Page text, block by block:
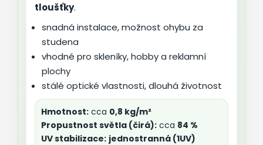
tloušťky.
snadná instalace, možnost ohybu za
studena
vhodné pro skleníky, hobby a reklamní
plochy
stálé optické vlastnosti, dlouhá životnost
Hmotnost: cca 0,8 kg/m²
Propustnost světla (čirá): cca 84 %
UV stabilizace: jednostranná (1UV)